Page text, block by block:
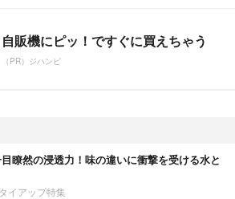
自販機にピッ！ですぐに買えちゃう
（PR）ジハンピ
瞭然の浸透力！味の違いに衝撃を受ける水と
イアップ特集